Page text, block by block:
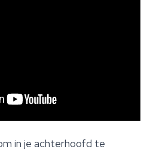
in je achterhoofd te